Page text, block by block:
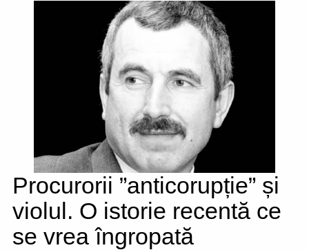
Procurorii ”anticorupție” și
violul. O istorie recentă ce
se vrea îngropată